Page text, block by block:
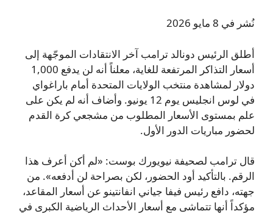
نُشر في 8 مايو 2026
أطلق الرئيس دونالد ترامب آخر الانتقادات الموجّهة إلى
أسعار التذاكر المرتفعة للغاية، معلناً أنه لن يدفع 1,000
دولار لمشاهدة منتخب الولايات المتحدة أمام باراغواي
في لوس انجليس يوم 12 يونيو. وأضاف أنه لم يكن على
علم بمستوى الأسعار المطلوب من مشجعي كرة القدم
لحضور مباريات الدور الأول.
قال ترامب لصحيفة نيويورك بوست: «لم أكن أعرف هذا
الرقم. بالتأكيد أود الحضور، لكن بصراحة لن أدفعه». من
جهته، دافع رئيس فيفا جياني انفانتينو عن أسعار المقاعد،
مؤكداً أنها تتماشى مع أسعار الأحداث الرياضية الكبرى في